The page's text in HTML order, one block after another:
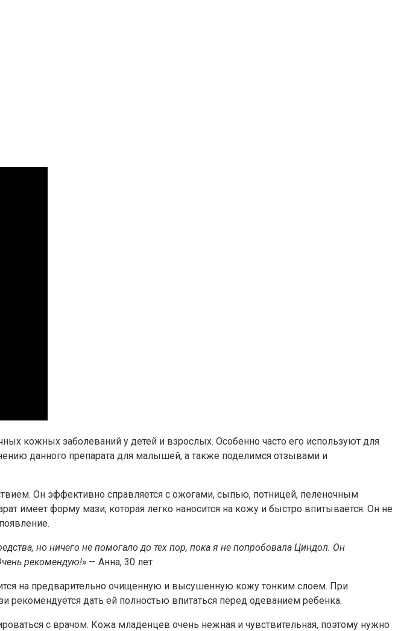
кожных заболеваний у детей и взрослых. Особенно часто его используют для
данного препарата для малышей, а также поделимся отзывами и
Он эффективно справляется с ожогами, сыпью, потницей, пеленочным
форму мази, которая легко наносится на кожу и быстро впитывается. Он не
но ничего не помогало до тех пор, пока я не попробовала Циндол. Он
рекомендую!» — Анна, 30 лет
на предварительно очищенную и высушенную кожу тонким слоем. При
рекомендуется дать ей полностью впитаться перед одеванием ребенка.
с врачом. Кожа младенцев очень нежная и чувствительная, поэтому нужно